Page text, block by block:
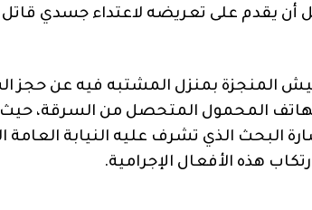
أن يقدم على تعريضه لاعتداء جسدي
المنجزة بمنزل المشتبه فيه عن حجز
الهاتف المحمول المتحصل من السرقة،
البحث الذي تشرف عليه النيابة
هذه الأفعال الإجرامية.